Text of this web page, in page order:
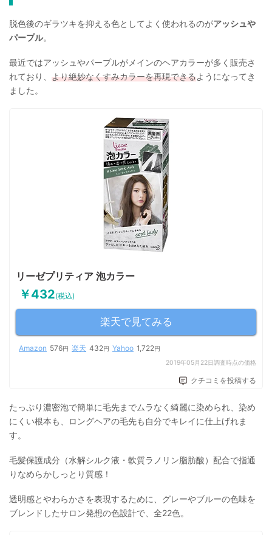
脱色後のギラツキを抑える色としてよく使われるのがアッシュや
パープル。
最近ではアッシュやパープルがメインのヘアカラーが多く販売さ
れており、 より絶妙なくすみカラーを再現できるようになってき
ました。
リーゼプリティア 泡カラー
￥432(税込)
楽天で見てみる
Amazon 576円 楽天 432円 Yahoo 1,722円
2019年05月22日調査時点の価格
クチコミを投稿する
たっぷり濃密泡で簡単に毛先までムラなく綺麗に染められ、染め
にくい根本も、ロングヘアの毛先も自分でキレイに仕上げれま
す。
毛髪保護成分（水解シルク液・軟質ラノリン脂肪酸）配合で指通
りなめらかしっとり質感！
透明感とやわらかさを表現するために、グレーやブルーの色味を
ブレンドしたサロン発想の色設計で、全22色。